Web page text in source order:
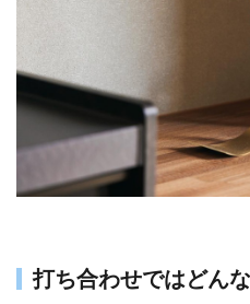
打ち合わせではどん